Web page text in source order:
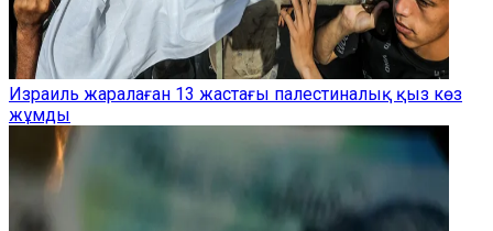
Израиль жаралаған 13 жастағы палестиналық қыз көз
жұмды